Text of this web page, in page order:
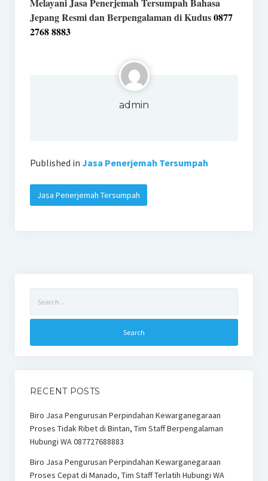
Jepang Resmi dan Berpengalaman di Kudus0877
2768 8883
admin
Published in Jasa Penerjemah Tersumpah
Jasa Penerjemah Tersumpah
for:
RECENT POSTS
Biro Jasa Pengurusan Perpindahan Kewarganegaraan
Proses Tidak Ribet di Bintan, Tim Staff Berpengalaman
Hubungi WA 087727688883
Biro Jasa Pengurusan Perpindahan Kewarganegaraan
Proses Cepat di Manado, Tim Staff Terlatih Hubungi WA